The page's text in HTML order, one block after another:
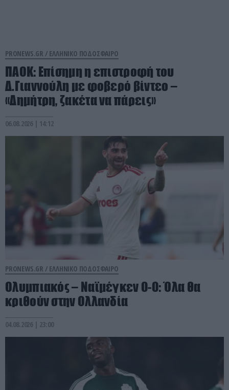
PRONEWS.GR / ΕΛΛΗΝΙΚΟ ΠΟΔΟΣΦΑΙΡΟ
ΠΑΟΚ: Επίσημη η επιστροφή του
Δ.Γιαννούλη με φοβερό βίντεο –
«Δημήτρη, ζακέτα να πάρεις»
06.08.2026 | 14:12
PRONEWS.GR / ΕΛΛΗΝΙΚΟ ΠΟΔΟΣΦΑΙΡΟ
Ολυμπιακός – Ναϊμέγκεν 0-0: Όλα θα
κριθούν στην Ολλανδία
04.08.2026 | 23:00